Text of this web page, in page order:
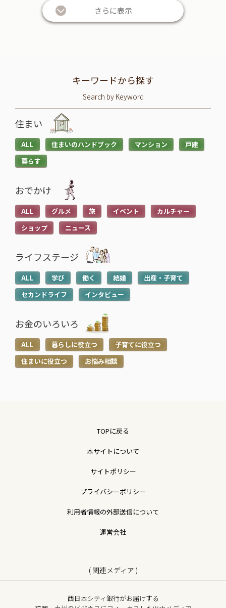
さらに表示
キーワードから探す
Search by Keyword
住まい
ALL 住まいのハンドブック マンション
戸建
暮らす
おでかけ
ALL グルメ 旅 イベント
カルチャー
ショップ
ニュース
ライフステージ
ALL 学び 働く 結婚
出産・子育て
セカンドライフ
インタビュー
お金のいろいろ
ALL 暮らしに役立つ
子育てに役立つ
住まいに役立つ
お悩み相談
TOPに戻る
本サイトについて
サイトポリシー
プライバシーポリシー
利用者情報の外部送信について
運営会社
( 関連メディア )
西日本シティ銀行がお届けする